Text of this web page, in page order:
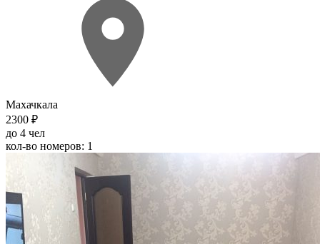
Махачкала
2300 ₽
до 4 чел
кол-во номеров: 1